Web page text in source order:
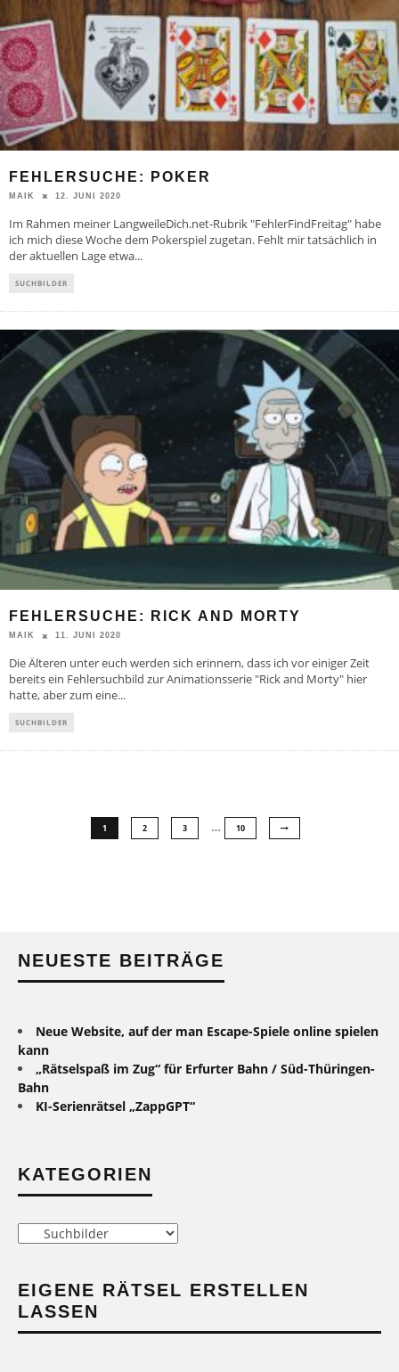
FEHLERSUCHE: POKER
MAIK 12. JUNI 2020
Im Rahmen meiner LangweileDich.net-Rubrik "FehlerFindFreitag" habe
ich mich diese Woche dem Pokerspiel zugetan. Fehlt mir tatsächlich in
der aktuellen Lage etwa...
SUCHBILDER
FEHLERSUCHE: RICK AND MORTY
MAIK 11. JUNI 2020
Die Älteren unter euch werden sich erinnern, dass ich vor einiger Zeit
bereits ein Fehlersuchbild zur Animationsserie "Rick and Morty" hier
hatte, aber zum eine...
SUCHBILDER
1 2 3 … 10
NEUESTE BEITRÄGE
Neue Website, auf der man Escape-Spiele online spielen
kann
„Rätselspaß im Zug“ für Erfurter Bahn / Süd-Thüringen-
Bahn
KI-Serienrätsel „ZappGPT“
KATEGORIEN
Kategorien
EIGENE RÄTSEL ERSTELLEN
LASSEN